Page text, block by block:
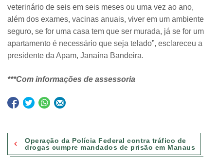
veterinário de seis em seis meses ou uma vez ao ano,
além dos exames, vacinas anuais, viver em um ambiente
seguro, se for uma casa tem que ser murada, já se for um
apartamento é necessário que seja telado”, esclareceu a
presidente da Apam, Janaína Bandeira.
***Com informações de assessoria
Navegação
de
Operação da Polícia Federal contra tráfico de
drogas cumpre mandados de prisão em Manaus